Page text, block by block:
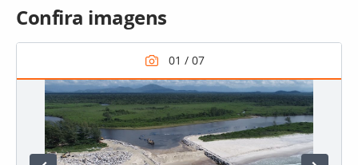
Confira imagens